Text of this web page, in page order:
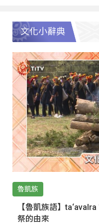
文化小辭典
魯凱族
【魯凱族語】
祭的由來